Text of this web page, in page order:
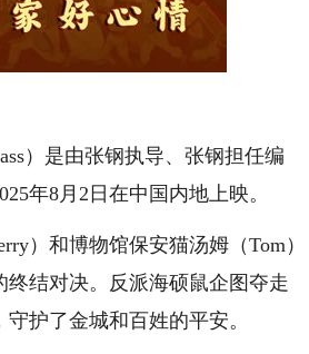
）是由张钢执导、张钢担任编
年8月2日在中国内地上映。
）和博物馆保安猫汤姆（Tom）
结对决。反派海硕鼠企图夺走
护了金城和百姓的平安。